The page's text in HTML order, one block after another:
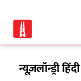
न्यूज़लॉन्ड्री हिंदी